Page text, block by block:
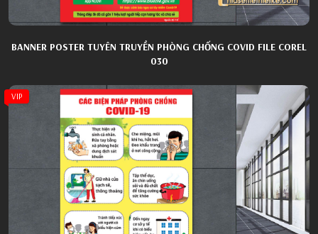
BANNER POSTER TUYÊN TRUYỀN PHÒNG CHỐNG COVID FILE COREL
030
VIP